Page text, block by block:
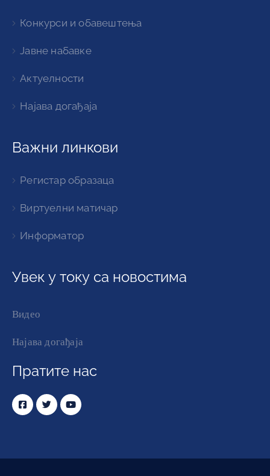
Конкурси и обавештења
Јавне набавке
Актуелности
Најава догађаја
Важни линкови
Регистар образаца
Виртуелни матичар
Информатор
Увек у току са новостима
Видео
Најава догађаја
Пратите нас